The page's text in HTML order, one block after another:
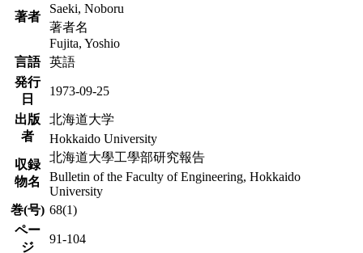
著者
Saeki, Noboru
著者名
Fujita, Yoshio
言語
英語
発行
日
1973-09-25
出版
者
北海道大学
Hokkaido University
収録
物名
北海道大學工學部研究報告
Bulletin of the Faculty of Engineering, Hokkaido
University
巻(号) 68(1)
ペー
ジ
91-104